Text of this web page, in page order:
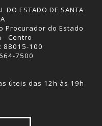
DO ESTADO DE SANTA
Procurador do Estado
- Centro
88015-100
7500
úteis das 12h às 19h